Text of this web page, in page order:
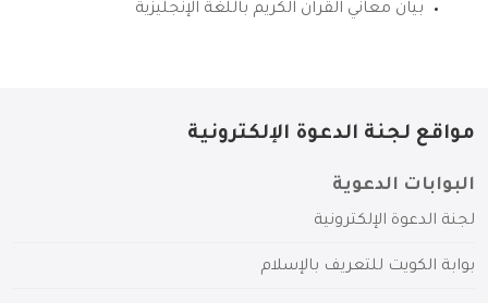
بيان معاني القرآن الكريم باللغة الإنجليزية
مواقع لجنة الدعوة الإلكترونية
البوابات الدعوية
لجنة الدعوة الإلكترونية
بوابة الكويت للتعريف بالإسلام